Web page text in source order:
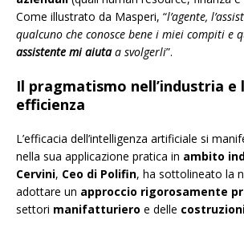
Come illustrato da Masperi, “l’agente,
qualcuno che conosce bene i miei compiti e
assistente mi aiutaa svolgerli”.
Il pragmatismo nell’industria e
efficienza
L’efficacia dell’intelligenza artificiale si
nella sua applicazione pratica in ambito
Cervini, Ceo di Polifin, ha sottolineato la
adottare un approccio rigorosamente
settori manifatturiero e delle